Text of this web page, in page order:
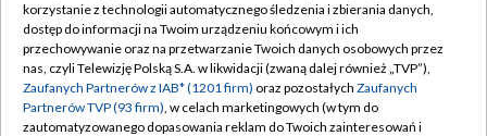
TVP
Abonament TVP
Emisja w TVP
Centrum informacji TVP
Regulamin TVP
Polityka prywatności
Moje zgody
korzystanie z technologii automatycznego śledzenia i zbierania danych,
dostęp do informacji na Twoim urządzeniu końcowym i ich
przechowywanie oraz na przetwarzanie Twoich danych osobowych przez
nas, czyli Telewizję Polską S.A. w likwidacji (zwaną dalej również „TVP”),
Zaufanych Partnerów z IAB* (1201 firm) oraz pozostałych Zaufanych
Partnerów TVP (93 firm), w celach marketingowych (w tym do
zautomatyzowanego dopasowania reklam do Twoich zainteresowań i